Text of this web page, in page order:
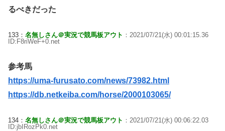
るべきだった
133： 名無しさん＠実況で競馬板アウト ：2021/07/21(水) 00:01:15.36
ID:F8riWeF+0.net
参考馬
https://uma-furusato.com/news/73982.html
https://db.netkeiba.com/horse/2000103065/
134： 名無しさん＠実況で競馬板アウト ：2021/07/21(水) 00:06:22.03
ID:jbIRozPk0.net